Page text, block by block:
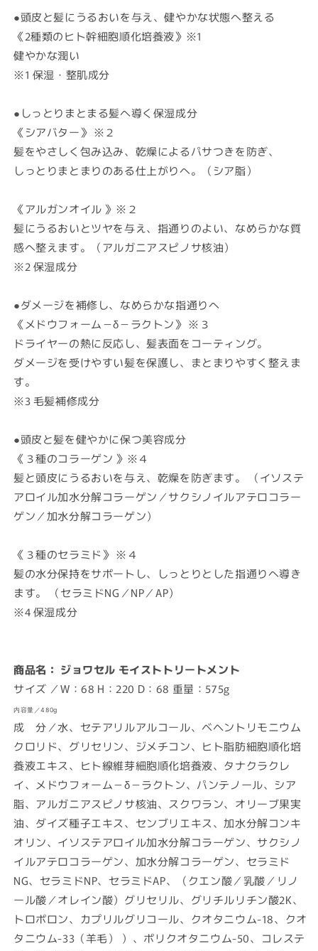
●頭皮と髪にうるおいを与え、健やかな状態へ整える
《2種類のヒト幹細胞順化培養液》※1
健やかな潤い
※1 保湿・整肌成分
● しっとりまとまる髪へ導く保湿成分
《シアバター》 ※２
髪をやさしく包み込み、乾燥によるパサつきを防ぎ、
しっとりまとまりのある仕上がりへ。（シア脂）
《アルガンオイル 》※２
髪にうるおいとツヤを与え、指通りのよい、なめらかな質
感へ整えます。（アルガニアスピノサ核油）
※2 保湿成分
●ダメージを補修し、なめらかな指通りへ
《メドウフォーム－δ－ラクトン》 ※３
ドライヤーの熱に反応し、髪表面をコーティング。
ダメージを受けやすい髪を保護し、まとまりやすく整えま
す。
※3 毛髪補修成分
●頭皮と髪を健やかに保つ美容成分
《３種のコラーゲン 》※４
髪と頭皮にうるおいを与え、乾燥を防ぎます。
（イソステ
アロイル加水分解コラーゲン／サクシノイルアテロコラー
ゲン／加水分解コラーゲン）
《３種のセラミド》 ※４
髪の水分保持をサポートし、しっとりとした指通りへ導き
ます。
（セラミドNG／NP／AP）
※4 保湿成分
商品名： ジョワセル モイストトリートメント
サイズ ／W：68 H：220 D：68 重量：575g
内容量 ／480g
成 分／水、セテアリルアルコール、ベヘントリモニウム
クロリド、グリセリン、ジメチコン、ヒト脂肪細胞順化培
養液エキス、ヒト線維芽細胞順化培養液、タナクラクレ
イ、メドウフォーム－δ－ラクトン、パンテノール、シア
脂、アルガニアスピノサ核油、スクワラン、オリーブ果実
油、ダイズ種子エキス、センブリエキス、加水分解コンキ
オリン、イソステアロイル加水分解コラーゲン、サクシノ
イルアテロコラーゲン、加水分解コラーゲン、セラミド
NG、セラミドNP、セラミドAP、（クエン酸／乳酸／リノ
ール酸／オレイン酸）グリセリル、グリチルリチン酸2K、
トロポロン、カプリルグリコール、クオタニウム-18、クオ
タニウム-33（羊毛） ）、ポリクオタニウム-50、コレステ